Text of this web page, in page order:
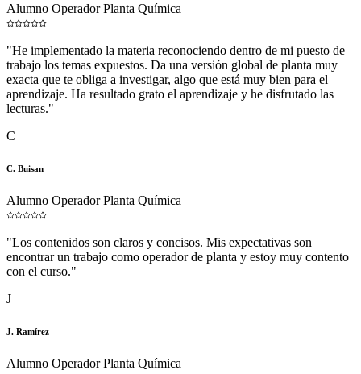
Alumno Operador Planta Química
"He implementado la materia reconociendo dentro de mi puesto de
trabajo los temas expuestos. Da una versión global de planta muy
exacta que te obliga a investigar, algo que está muy bien para el
aprendizaje. Ha resultado grato el aprendizaje y he disfrutado las
lecturas."
C
C. Buisan
Alumno Operador Planta Química
"Los contenidos son claros y concisos. Mis expectativas son
encontrar un trabajo como operador de planta y estoy muy contento
con el curso."
J
J. Ramírez
Alumno Operador Planta Química